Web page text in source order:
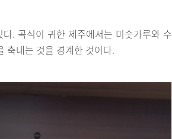
. 곡식이 귀한 제주에서는 미숫가루와 수
축내는 것을 경계한 것이다.